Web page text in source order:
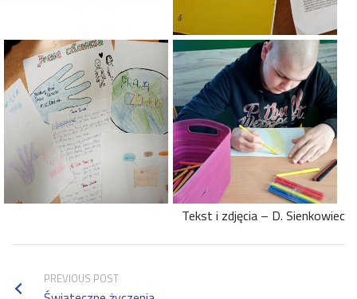
Tekst i zdjęcia – D. Sienkowiec
PREVIOUS POST